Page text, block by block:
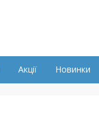
Акції Новинки